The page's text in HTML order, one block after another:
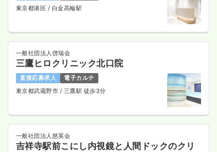
東京都港区 / 白金高輪駅
一般社団法人啓瑞会
三鷹ヒロクリニック北口院
直接応募求人
電子カルテ
東京都武蔵野市 / 三鷹駅 徒歩3分
一般社団法人慈英会
吉祥寺駅前こにし内視鏡と人間ドックのクリ